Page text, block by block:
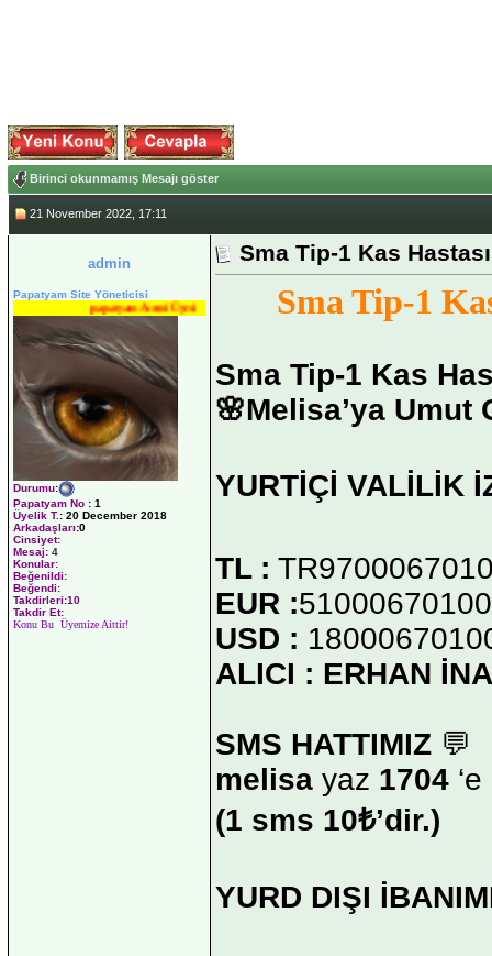
Birinci okunmamış Mesajı göster
21 November 2022, 17:11
admin
Papatyam Site Yöneticisi
papatyam Acemi Üyesi
Durumu:
Papatyam No : 1
Üyelik T. : 20 December 2018
Arkadaşları:0
Cinsiyet:
Mesaj: 4
Konular:
Beğenildi:
Beğendi:
Takdirleri:10
Takdir Et:
Konu Bu Üyemize Aittir!
Sma Tip-1 Kas
Sma Tip-1
Sma Tip-1 Kas
🌸Melisa’ya Umut
YURTİÇİ VALİLİK
TL :
EUR :
USD :
ALICI : ERHAN
SMS HATTIMIZ 💬
melisa yaz 1704
(1 sms 10₺’dir.)
YURD DIŞI